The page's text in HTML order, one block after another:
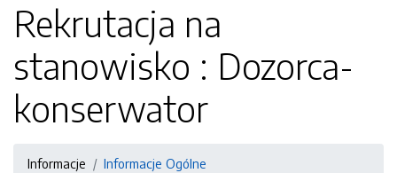
Rekrutacja na
stanowisko : Dozorca-
konserwator
Informacje
Informacje Ogólne